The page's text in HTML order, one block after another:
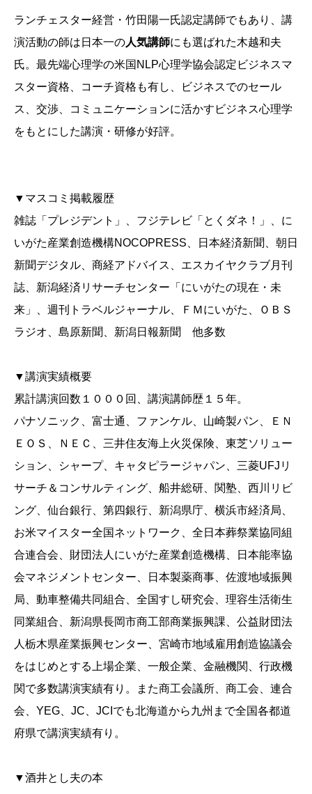
ランチェスター経営・竹田陽一氏認定講師でもあり、講
演活動の師は日本一の人気講師にも選ばれた木越和夫
氏。最先端心理学の米国NLP心理学協会認定ビジネスマ
スター資格、コーチ資格も有し、ビジネスでのセール
ス、交渉、コミュニケーションに活かすビジネス心理学
をもとにした講演・研修が好評。
▼マスコミ掲載履歴
雑誌「プレジデント」、フジテレビ「とくダネ！」、に
いがた産業創造機構NOCOPRESS、日本経済新聞、朝日
新聞デジタル、商経アドバイス、エスカイヤクラブ月刊
誌、新潟経済リサーチセンター「にいがたの現在・未
来」、週刊トラベルジャーナル、ＦＭにいがた、ＯＢＳ
ラジオ、島原新聞、新潟日報新聞 他多数
▼講演実績概要
累計講演回数１０００回、講演講師歴１５年。
パナソニック、富士通、ファンケル、山崎製パン、ＥＮ
ＥＯＳ、ＮＥＣ、三井住友海上火災保険、東芝ソリュー
ション、シャープ、キャタピラージャパン、三菱UFJリ
サーチ＆コンサルティング、船井総研、関塾、西川リビ
ング、仙台銀行、第四銀行、新潟県庁、横浜市経済局、
お米マイスター全国ネットワーク、全日本葬祭業協同組
合連合会、財団法人にいがた産業創造機構、日本能率協
会マネジメントセンター、日本製薬商事、佐渡地域振興
局、動車整備共同組合、全国すし研究会、理容生活衛生
同業組合、新潟県長岡市商工部商業振興課、公益財団法
人栃木県産業振興センター、宮崎市地域雇用創造協議会
をはじめとする上場企業、一般企業、金融機関、行政機
関で多数講演実績有り。また商工会議所、商工会、連合
会、YEG、JC、JCIでも北海道から九州まで全国各都道
府県で講演実績有り。
▼酒井とし夫の本